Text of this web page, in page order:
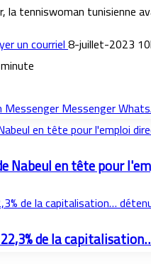
la tenniswoman tunisienne
un courriel8-juillet-2023
MessengerMessenger
en tête pour l'emploi
Nabeul en tête pour
de la capitalisation…
de la